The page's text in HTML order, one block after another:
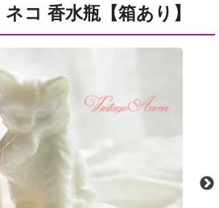
コ 香水瓶【箱あり】